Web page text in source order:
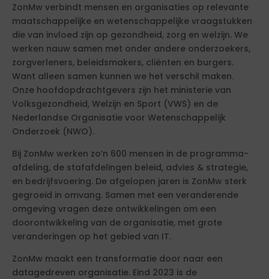
ZonMw verbindt mensen en organisaties op relevante
maatschappelijke en wetenschappelijke vraagstukken
die van invloed zijn op gezondheid, zorg en welzijn. We
werken nauw samen met onder andere onderzoekers,
zorgverleners, beleidsmakers, cliënten en burgers.
Want alleen samen kunnen we het verschil maken.
Onze hoofdopdrachtgevers zijn het ministerie van
Volksgezondheid, Welzijn en Sport (VWS) en de
Nederlandse Organisatie voor Wetenschappelijk
Onderzoek (NWO).
Bij ZonMw werken zo’n 600 mensen in de programma-
afdeling, de stafafdelingen beleid, advies & strategie,
en bedrijfsvoering. De afgelopen jaren is ZonMw sterk
gegroeid in omvang. Samen met een veranderende
omgeving vragen deze ontwikkelingen om een
doorontwikkeling van de organisatie, met grote
veranderingen op het gebied van IT.
ZonMw maakt een transformatie door naar een
datagedreven organisatie. Eind 2023 is de